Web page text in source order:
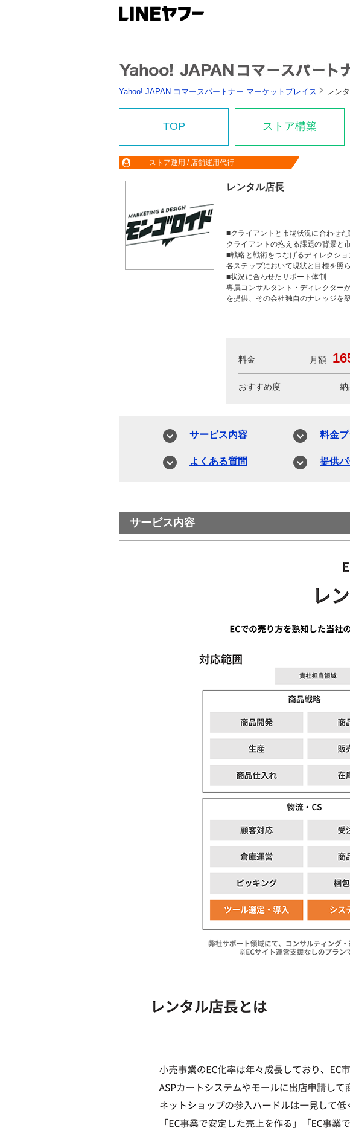
Yahoo! JAPAN コマースパートナー マーケットプレイス レン
TOP ストア構築
ストア運用 / 店舗運用代行
レンタル店長
■クライアントと市場状況に合わせた
クライアントの抱える課題の背景と
■戦略と戦術をつなげるディレクショ
各ステップにおいて現状と目標を照
■状況に合わせたサポート体制
専属コンサルタント・ディレクター
を提供、その会社独自のナレッジを
料金
おすすめ度 納
サービス内容 料金
よくある質問 提供
サービス内容